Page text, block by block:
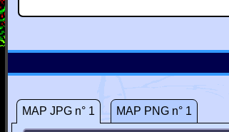
MAP JPG n° 1 MAP PNG n° 1